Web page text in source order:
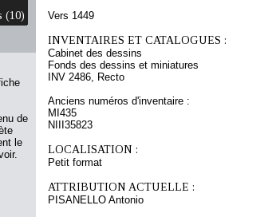
(10)
de
le
Vers 1449
INVENTAIRES ET CATALOGUES :
Cabinet des dessins
Fonds des dessins et miniatures
INV 2486, Recto
Anciens numéros d'inventaire :
MI435
NIII35823
LOCALISATION :
Petit format
ATTRIBUTION ACTUELLE :
PISANELLO Antonio